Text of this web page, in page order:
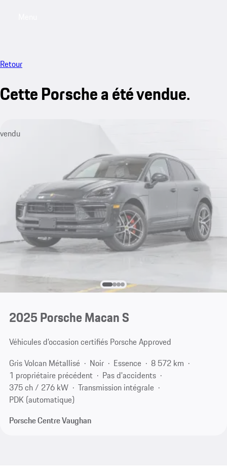
Retour
Cette Porsche a été vendue.
vendu
2025 Porsche Macan S
Véhicules d’occasion certifiés Porsche Approved
Gris Volcan Métallisé
Noir Essence
8 572 km
1 propriétaire précédent
Pas d'accidents
375 ch / 276 kW
Transmission intégrale
PDK (automatique)
Porsche Centre Vaughan